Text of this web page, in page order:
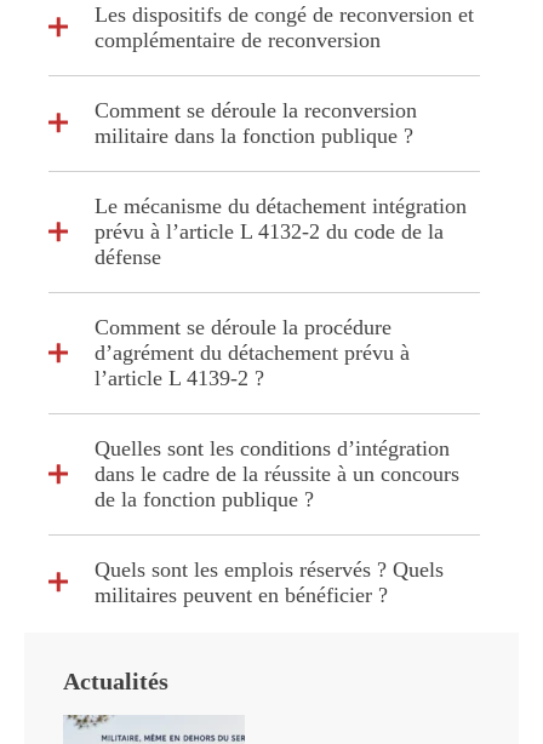
Les dispositifs de congé de reconversion et
complémentaire de reconversion
Comment se déroule la reconversion
militaire dans la fonction publique ?
Le mécanisme du détachement intégration
prévu à l’article L 4132-2 du code de la
défense
Comment se déroule la procédure
d’agrément du détachement prévu à
l’article L 4139-2 ?
Quelles sont les conditions d’intégration
dans le cadre de la réussite à un concours
de la fonction publique ?
Quels sont les emplois réservés ? Quels
militaires peuvent en bénéficier ?
Actualités